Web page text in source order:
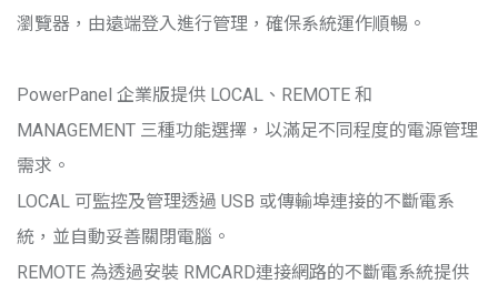
瀏覽器，由遠端登入進行管理，確保系統運作順暢。
PowerPanel 企業版提供 LOCAL、REMOTE 和
MANAGEMENT 三種功能選擇，以滿足不同程度的電源管理
需求。
LOCAL 可監控及管理透過 USB 或傳輸埠連接的不斷電系
統，並自動妥善關閉電腦。
REMOTE 為透過安裝 RMCARD連接網路的不斷電系統提供